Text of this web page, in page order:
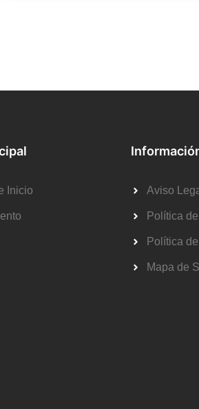
Inicio Aviso
Política
Política
Mapa de